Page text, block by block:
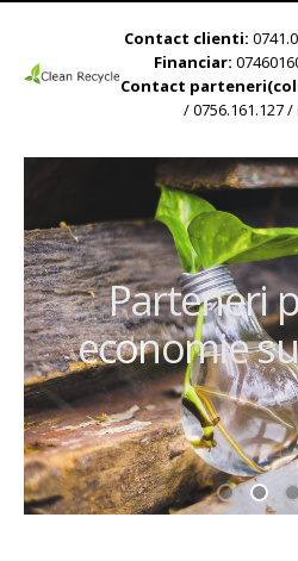
Contact clienti:
Financiar:
Contact
/ 0756.161.127 /
Parteneri
economie